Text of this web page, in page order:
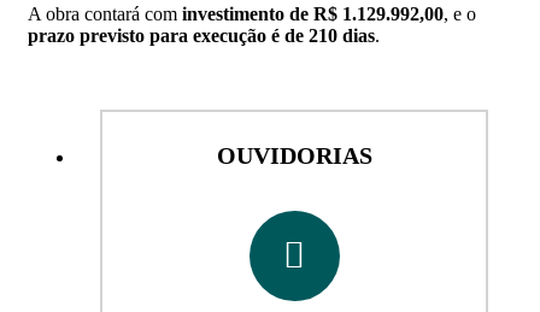
A obra contará com investimento de R$ 1.129.992,00, e o
prazo previsto para execução é de 210 dias.
OUVIDORIAS